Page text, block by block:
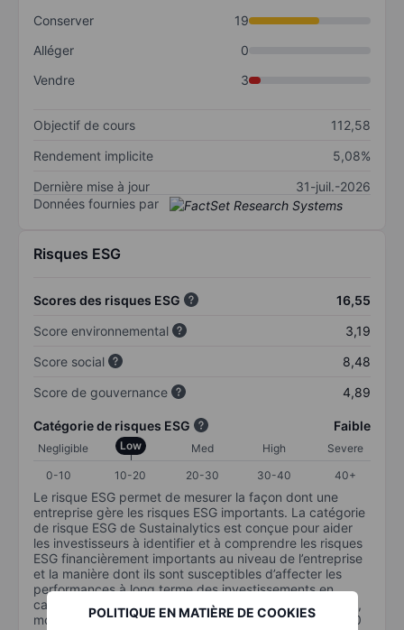
POLITIQUE EN MATIÈRE DE COOKIES
Conserver
19
Alléger
0
Vendre
3
Objectif de cours
112,58
Rendement implicite
5,08%
Dernière mise à jour
31-juil.-2026
Données fournies par
Risques ESG
Scores des risques ESG
16,55
Score environnemental
3,19
Score social
8,48
Score de gouvernance
4,89
Catégorie de risques ESG Faible
Negligible Low Med High
Severe
0-10
10-20 20-30 30-40 40+
Le risque ESG permet de mesurer la façon dont une
entreprise gère les risques ESG importants. La catégorie
de risque ESG de Sustainalytics est conçue pour aider
les investisseurs à identifier et à comprendre les risques
ESG financièrement importants au niveau de l’entreprise
et la manière dont ils sont susceptibles d’affecter les
performances à long terme des investissements en
capital. L’échelle va de 0 à 100. Plus le risque est faible,
moins il est important (0 équivaut à aucun risque et 100